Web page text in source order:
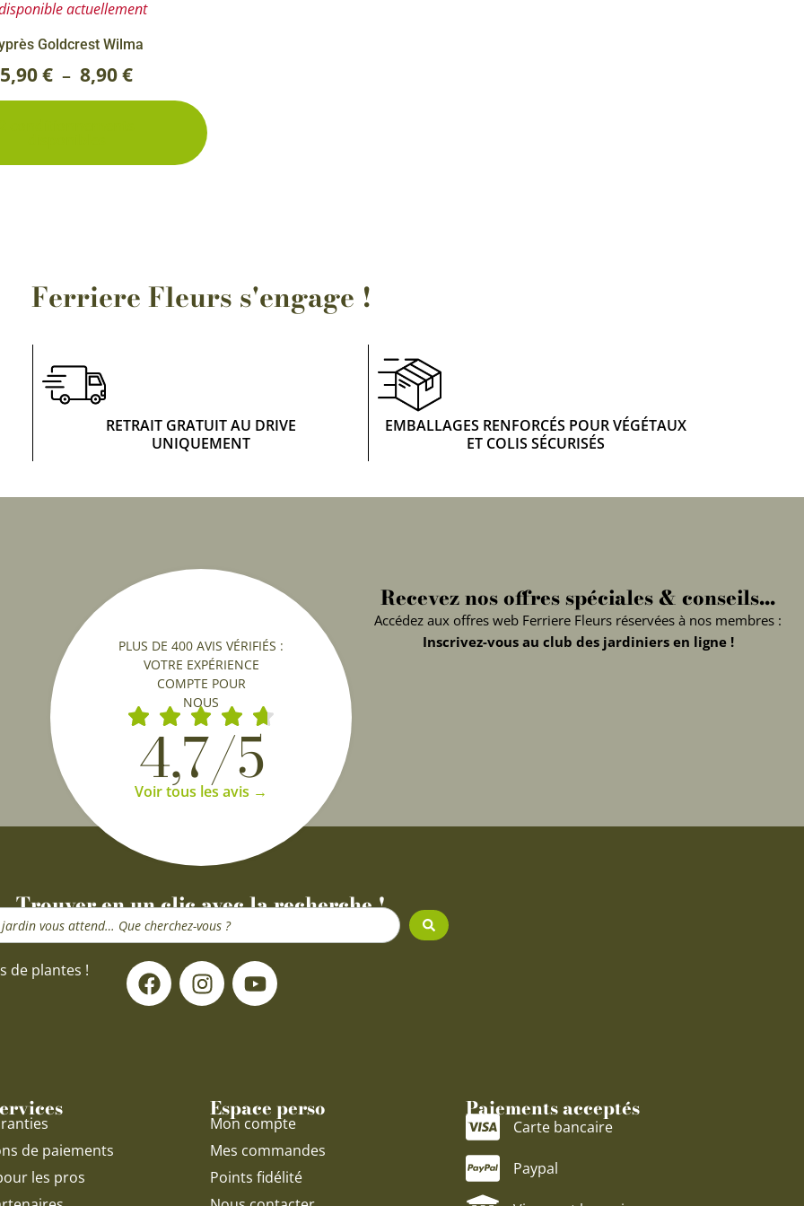
actuellement
Goldcrest Wilma
5,90€ – 8,90€
Ferriere Fleurs s'engage !
RETRAIT GRATUIT AU DRIVE
UNIQUEMENT
EMBALLAGES RENFORCÉS POUR VÉGÉTAUX
ET COLIS SÉCURISÉS
PLUS DE 400 AVIS VÉRIFIÉS :
VOTRE EXPÉRIENCE
COMPTE POUR
NOUS
4,7/5
Voir tous les avis →
Recevez nos offres spéciales & conseils...
Accédez aux offres web Ferriere Fleurs réservées à nos membres :
Inscrivez-vous au club des jardiniers en ligne !
Trouver en un clic avec la recherche !
de plantes ! F
a
c
I
n
s
a
m
Y
o
u
e
de paiements
les pros
Espace perso
Mon compte
Mes commandes
Points fidélité
Paiements acceptés
Carte bancaire
Paypal